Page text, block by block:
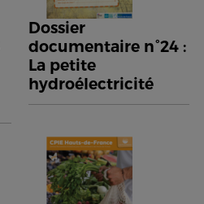
Dossier
documentaire n°24 :
La petite
hydroélectricité